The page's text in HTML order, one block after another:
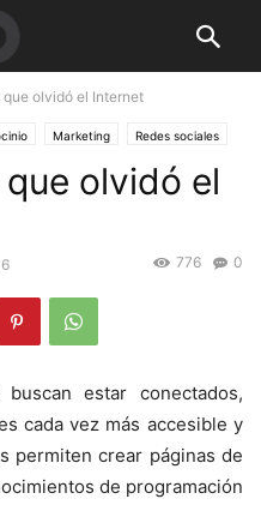
que olvidó el Internet
Marketing Redes sociales
olvidó el
0
776
estar conectados,
cada vez más accesible y
permiten crear páginas de
de programación